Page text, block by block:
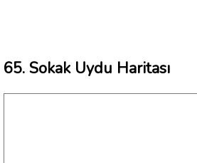
65. Sokak Uydu Haritası